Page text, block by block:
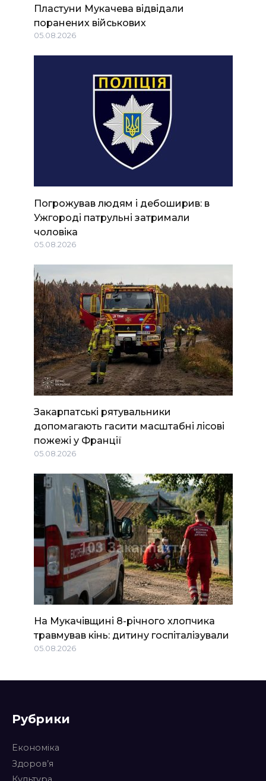
Пластуни Мукачева відвідали
поранених військових
05.08.2026
Погрожував людям і дебоширив: в
Ужгороді патрульні затримали
чоловіка
05.08.2026
Закарпатські рятувальники
допомагають гасити масштабні лісові
пожежі у Франції
05.08.2026
На Мукачівщині 8-річного хлопчика
травмував кінь: дитину госпіталізували
05.08.2026
Рубрики
Економіка
Здоров’я